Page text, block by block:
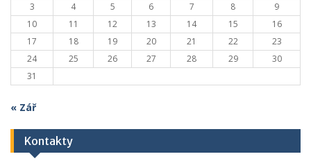
3
4 5 6 7 8
9
10
11 12 13 14 15
16
17
18 19 20 21 22
23
24
25 26 27 28 29
30
31
« Zář
Kontakty